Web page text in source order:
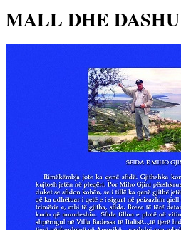
MALL DHE